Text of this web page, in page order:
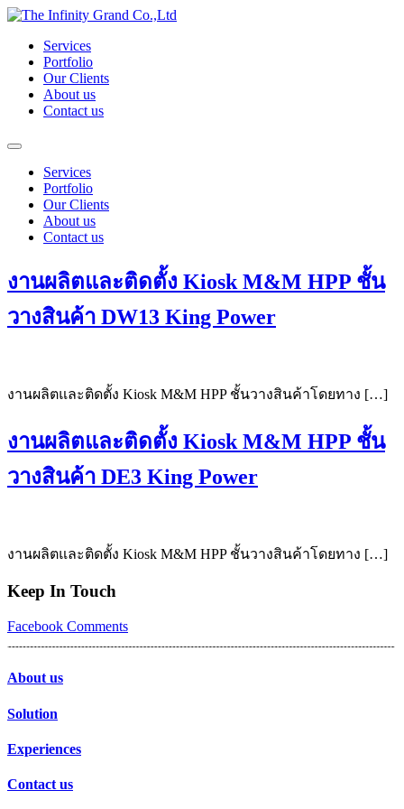
Skip
contentServices
Portfolio
Our Clients
About us
Contact us
Services
Portfolio
Our Clients
About us
Contact us
งานผลิตและติดตั้ง Kiosk M&M HPP ชั้น
วางสินค้า DW13 King Power
งานผลิตและติดตั้ง Kiosk M&M HPP ชั้นวางสินค้าโดยทาง […]
งานผลิตและติดตั้ง Kiosk M&M HPP ชั้น
วางสินค้า DE3 King Power
งานผลิตและติดตั้ง Kiosk M&M HPP ชั้นวางสินค้าโดยทาง […]
Keep In Touch
Facebook Comments
About us
Solution
Experiences
Contact us